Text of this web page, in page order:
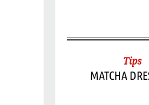
Tips
MATCHA